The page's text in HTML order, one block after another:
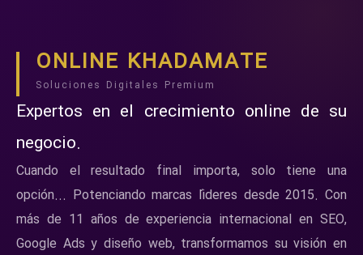
ONLINE KHADAMATE
Soluciones Digitales Premium
Expertos en el crecimiento online de su
negocio.
Cuando el resultado final importa, solo tiene una
opción... Potenciando marcas líderes desde 2015. Con
más de 11 años de experiencia internacional en SEO,
Google Ads y diseño web, transformamos su visión en